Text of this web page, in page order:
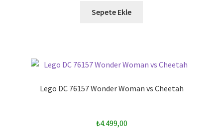
Sepete Ekle
Lego DC 76157 Wonder Woman vs Cheetah
₺4.499,00